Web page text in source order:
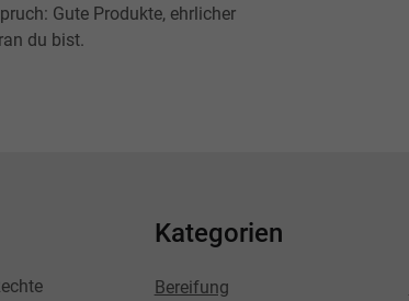
Gute Produkte, ehrlicher
du bist.
Kategorien
Bereifung